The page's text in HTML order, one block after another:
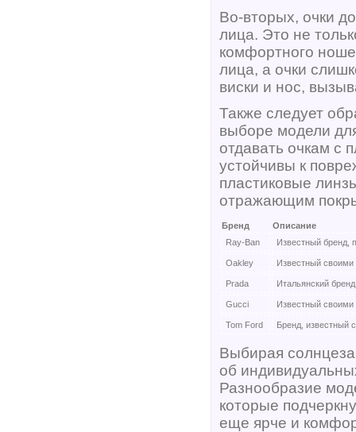
Во-вторых, очки
лица. Это не
комфортного
лица, а очки
виски и нос,
Также следует
выборе модели
отдавать очкам с
устойчивы к
пластиковые
отражающим
Бренд
Описание
Ray-Ban
Известный бренд,
Oakley Известный своими
Prada Итальянский
Gucci Известный
Tom Ford Бренд, известный
Выбирая
об
Разнообразие
которые
еще ярче и